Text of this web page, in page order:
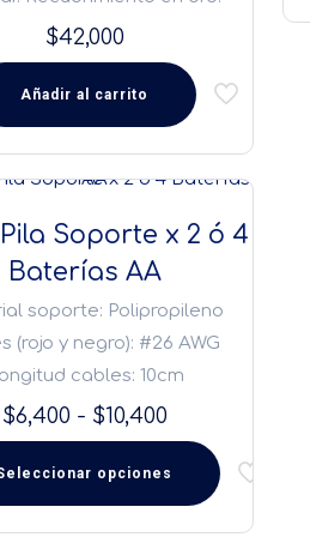
$42,000
Añadir al carrito
Soporte x 2 ó 4
Baterías AA
soporte: Polipropileno
(rojo y negro): #26 AWG
cables: 10cm
$6,400 - $10,400
de
precios:
desde
opciones